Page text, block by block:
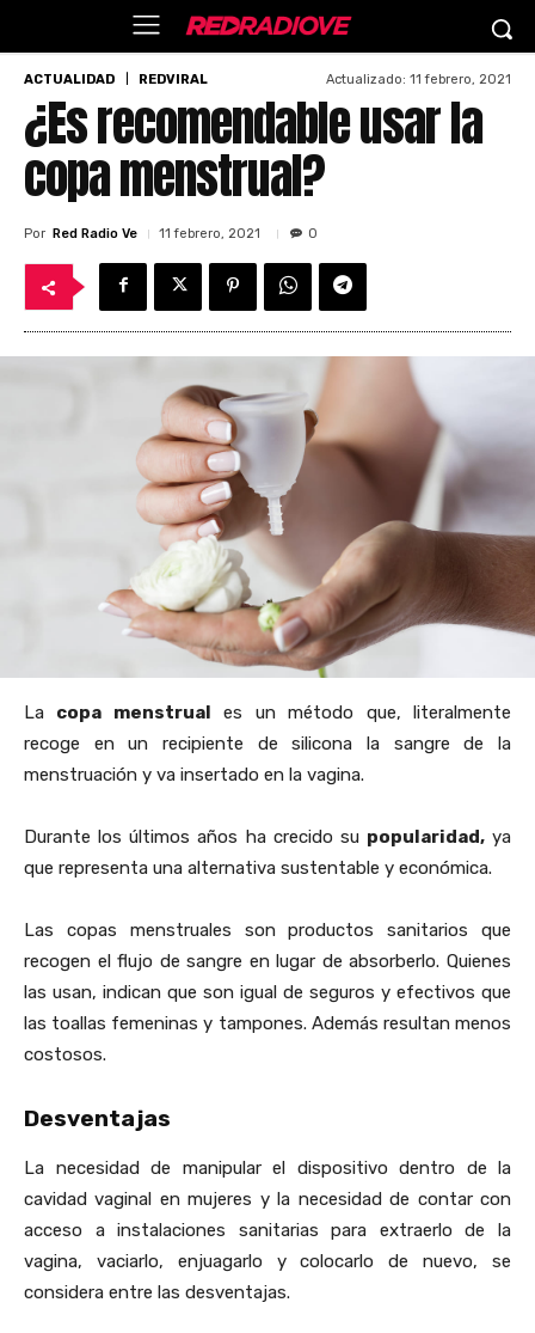
ACTUALIDAD REDVIRAL Actualizado: 11 febrero, 2021
¿Es recomendable usar la
copa menstrual?
Por Red Radio Ve 11 febrero, 2021 0
La copa menstrual es un método que, literalmente
recoge en un recipiente de silicona la sangre de la
menstruación y va insertado en la vagina.
Durante los últimos años ha crecido su popularidad,ya
que representa una alternativa sustentable y económica.
Las copas menstruales son productos sanitarios que
recogen el flujo de sangre en lugar de absorberlo. Quienes
las usan, indican que son igual de seguros y efectivos que
las toallas femeninas y tampones. Además resultan menos
costosos.
Desventajas
La necesidad de manipular el dispositivo dentro de la
cavidad vaginal en mujeres y la necesidad de contar con
acceso a instalaciones sanitarias para extraerlo de la
vagina, vaciarlo, enjuagarlo y colocarlo de nuevo, se
considera entre las desventajas.